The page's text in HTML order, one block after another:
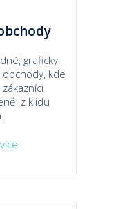
graficky
kde
z klidu